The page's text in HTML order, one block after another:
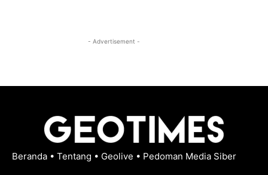
- Advertisement -
Beranda • Tentang • Geolive • Pedoman Media Siber